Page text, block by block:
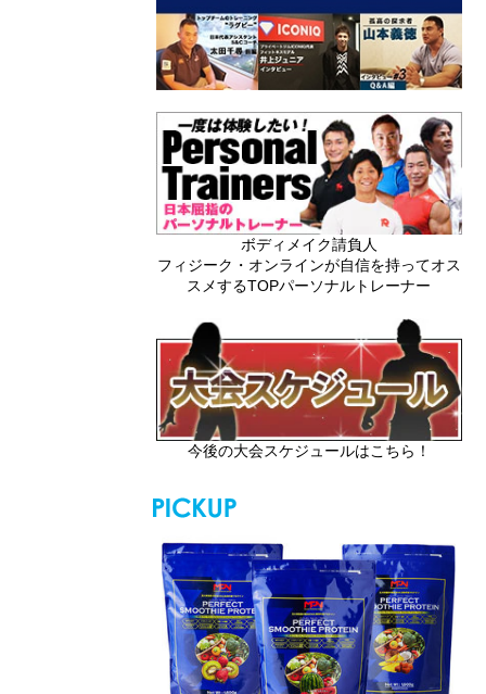
ボディメイク請負人
フィジーク・オンラインが自信を持ってオス
スメするTOPパーソナルトレーナー
今後の大会スケジュールはこちら！